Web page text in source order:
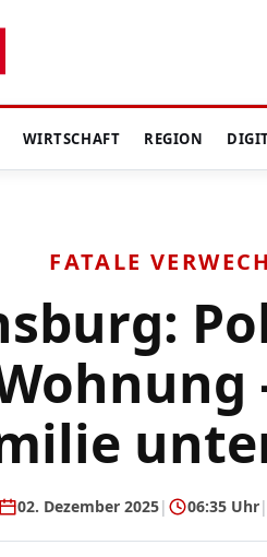
WIRTSCHAFT REGION
FATALE
02. Dezember 2025| 06:35 Uhr|